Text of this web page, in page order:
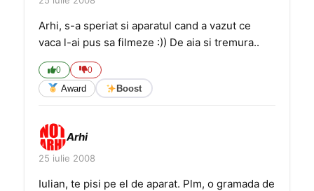
Arhi, s-a speriat si aparatul cand a vazut ce
vaca l-ai pus sa filmeze :)) De aia si tremura..
0 0
Award Boost
Arhi
25 iulie 2008
Iulian, te pisi pe el de aparat. Plm, o gramada de